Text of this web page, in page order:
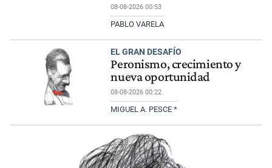
08-08-2026 00:53
PABLO VARELA
EL GRAN DESAFÍO
Peronismo, crecimiento y
nueva oportunidad
08-08-2026 00:22
MIGUEL A. PESCE *